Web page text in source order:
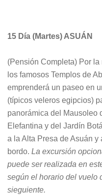
15 Día (Martes) ASUÁN
(Pensión Completa) Por
los famosos Templos de
emprenderá un paseo en
(típicos veleros egipcios)
panorámica del Mausoleo
Elefantina y del Jardín
a la Alta Presa de Asuán
bordo. La excursión
puede ser realizada en
según el horario del vuelo
sieguiente.